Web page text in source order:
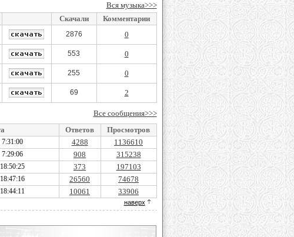
Вся музыка>>>
Скачали
Комментарии
2876 0
553 0
255 0
69 2
Все сообщения>>>
Ответов Просмотров
7:31:00 4288 1136610
7:29:06 908 315238
373 197103
26560 74678
10061 33906
наверх